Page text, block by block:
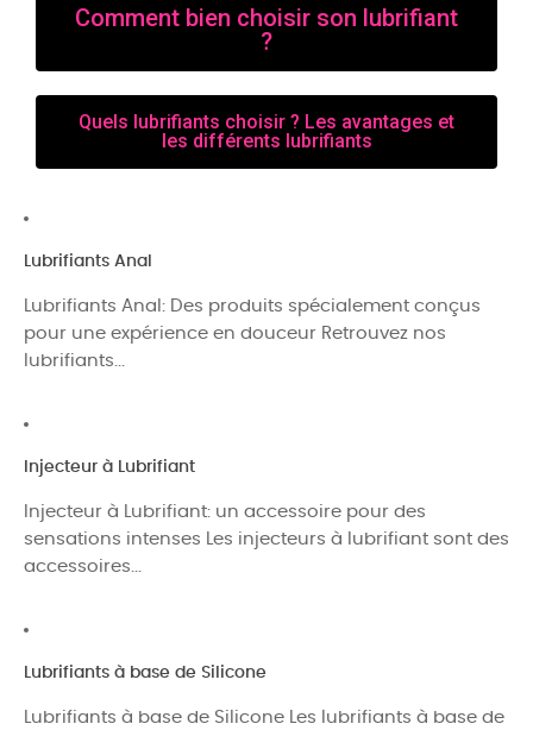
Comment bien choisir son lubrifiant
?
Quels lubrifiants choisir ? Les avantages et
les différents lubrifiants
Lubrifiants Anal
Lubrifiants Anal: Des produits spécialement conçus
pour une expérience en douceur Retrouvez nos
lubrifiants...
Injecteur à Lubrifiant
Injecteur à Lubrifiant: un accessoire pour des
sensations intenses Les injecteurs à lubrifiant sont des
accessoires...
Lubrifiants à base de Silicone
Lubrifiants à base de Silicone Les lubrifiants à base de